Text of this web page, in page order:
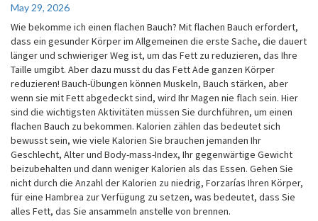
Flachen
Bauch?
May 29, 2026
Wie bekomme ich einen flachen Bauch? Mit flachen Bauch erfordert,
dass ein gesunder Körper im Allgemeinen die erste Sache, die dauert
länger und schwieriger Weg ist, um das Fett zu reduzieren, das Ihre
Taille umgibt. Aber dazu musst du das Fett Ade ganzen Körper
reduzieren! Bauch-Übungen können Muskeln, Bauch stärken, aber
wenn sie mit Fett abgedeckt sind, wird Ihr Magen nie flach sein. Hier
sind die wichtigsten Aktivitäten müssen Sie durchführen, um einen
flachen Bauch zu bekommen. Kalorien zählen das bedeutet sich
bewusst sein, wie viele Kalorien Sie brauchen jemanden Ihr
Geschlecht, Alter und Body-mass-Index, Ihr gegenwärtige Gewicht
beizubehalten und dann weniger Kalorien als das Essen. Gehen Sie
nicht durch die Anzahl der Kalorien zu niedrig, Forzarías Ihren Körper,
für eine Hambrea zur Verfügung zu setzen, was bedeutet, dass Sie
alles Fett, das Sie ansammeln anstelle von brennen.